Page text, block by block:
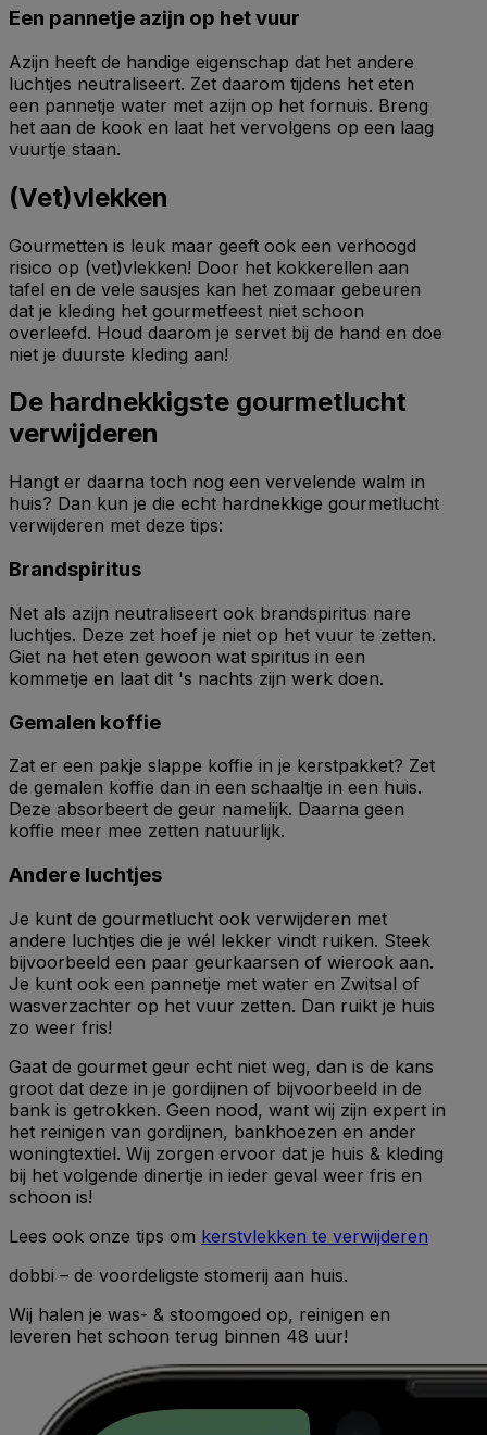
Een pannetje azijn op het vuur
Azijn heeft de handige eigenschap dat het andere
luchtjes neutraliseert. Zet daarom tijdens het eten
een pannetje water met azijn op het fornuis. Breng
het aan de kook en laat het vervolgens op een laag
vuurtje staan.
(Vet)vlekken
Gourmetten is leuk maar geeft ook een verhoogd
risico op (vet)vlekken! Door het kokkerellen aan
tafel en de vele sausjes kan het zomaar gebeuren
dat je kleding het gourmetfeest niet schoon
overleefd. Houd daarom je servet bij de hand en doe
niet je duurste kleding aan!
De hardnekkigste gourmetlucht
verwijderen
Hangt er daarna toch nog een vervelende walm in
huis? Dan kun je die echt hardnekkige gourmetlucht
verwijderen met deze tips:
Brandspiritus
Net als azijn neutraliseert ook brandspiritus nare
luchtjes. Deze zet hoef je niet op het vuur te zetten.
Giet na het eten gewoon wat spiritus in een
kommetje en laat dit 's nachts zijn werk doen.
Gemalen koffie
Zat er een pakje slappe koffie in je kerstpakket? Zet
de gemalen koffie dan in een schaaltje in een huis.
Deze absorbeert de geur namelijk. Daarna geen
koffie meer mee zetten natuurlijk.
Andere luchtjes
Je kunt de gourmetlucht ook verwijderen met
andere luchtjes die je wél lekker vindt ruiken. Steek
bijvoorbeeld een paar geurkaarsen of wierook aan.
Je kunt ook een pannetje met water en Zwitsal of
wasverzachter op het vuur zetten. Dan ruikt je huis
zo weer fris!
Gaat de gourmet geur echt niet weg, dan is de kans
groot dat deze in je gordijnen of bijvoorbeeld in de
bank is getrokken. Geen nood, want wij zijn expert in
het reinigen van gordijnen, bankhoezen en ander
woningtextiel. Wij zorgen ervoor dat je huis & kleding
bij het volgende dinertje in ieder geval weer fris en
schoon is!
Lees ook onze tips om kerstvlekken te verwijderen
dobbi – de voordeligste stomerij aan huis.
Wij halen je was- & stoomgoed op, reinigen en
leveren het schoon terug binnen 48 uur!